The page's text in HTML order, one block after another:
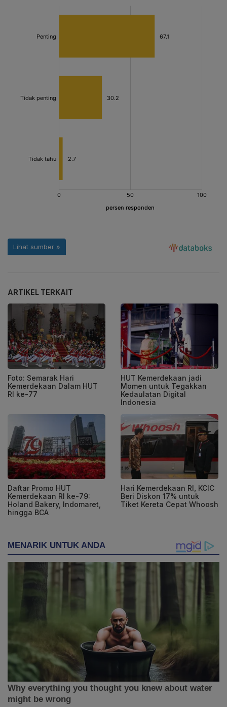
ARTIKEL TERKAIT
Foto: Semarak Hari
Kemerdekaan Dalam HUT
RI ke-77
HUT Kemerdekaan jadi
Momen untuk Tegakkan
Kedaulatan Digital
Indonesia
Daftar Promo HUT
Kemerdekaan RI ke-79:
Holand Bakery, Indomaret,
hingga BCA
Hari Kemerdekaan RI, KCIC
Beri Diskon 17% untuk
Tiket Kereta Cepat Whoosh